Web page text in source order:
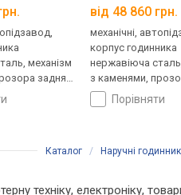
механізм
задня
ремінець
Швейцарія
від 48 860 грн.
механічні,
корпус годинника
нержавіюча
з каменями,
кришка, ремінець:
шкіряний, WR 50,
порівняти
Каталог / Наручні
техніку, електроніку,